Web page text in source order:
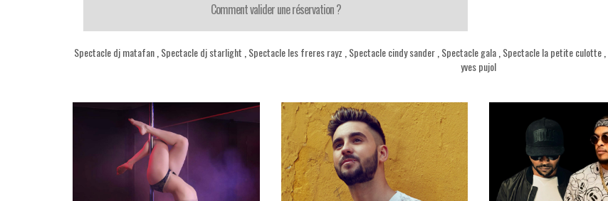
Comment valider une réservation ?
Spectacle dj matafan Spectacle dj starlight Spectacle les freres rayz Spectacle cindy sander Spectacle gala Spectacle la petite culotte
yves pujol